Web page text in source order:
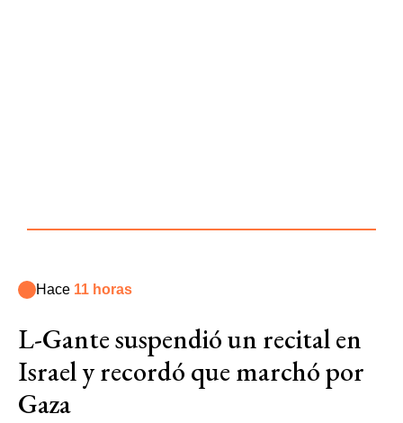
Hace 11 horas
L-Gante suspendió un recital en
Israel y recordó que marchó por
Gaza